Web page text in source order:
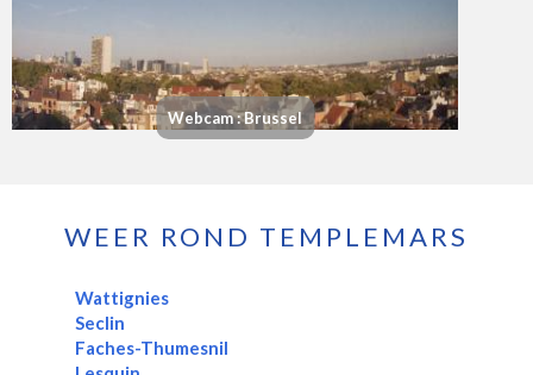
Webcam : Brussel
WEER ROND TEMPLEMARS
Wattignies
Seclin
Faches-Thumesnil